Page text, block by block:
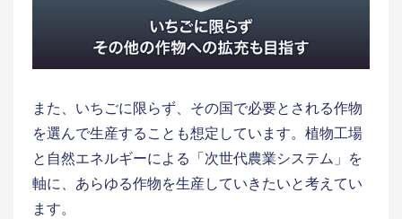
また、いちごに限らず、その国で必要とされる作物
を選んで生産することも想定しています。植物工場
と自然エネルギーによる「次世代農業システム」を
軸に、あらゆる作物を生産していきたいと考えてい
ます。